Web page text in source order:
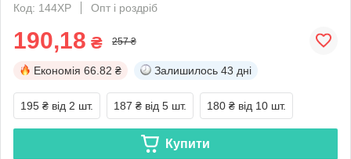
Код: 144XP
Опт і роздріб
190,18 ₴ 257 ₴
Економія 66.82 ₴ Залишилось 43 дні
195 ₴ від 2 шт. 187 ₴ від 5 шт. 180 ₴ від 10 шт.
Купити